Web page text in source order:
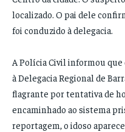
localizado. O pai dele
foi conduzido à delegacia.
A Polícia Civil informou que
à Delegacia Regional de
flagrante por tentativa de
encaminhado ao sistema
reportagem, o idoso